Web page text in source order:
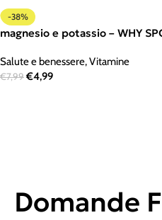
-38%
magnesio e potassio – WHY
Salute e benessere,Vitamine
€7,99€4,99
Domande